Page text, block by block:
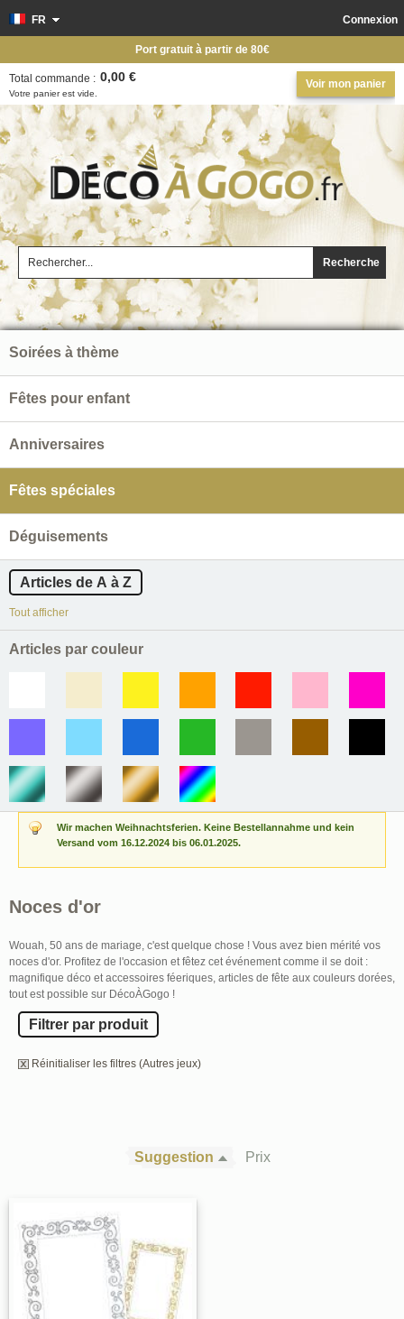
Recherche
Connexion
FR
Voir mon panier
Votre panier est vide.
Total commande : 0,00 €
Port gratuit à partir de 80€
Wir machen Weihnachtsferien. Keine Bestellannahme und kein
Versand vom 16.12.2024 bis 06.01.2025.
Noces d'or
Wouah, 50 ans de mariage, c'est quelque chose ! Vous avez bien mérité vos
noces d'or. Profitez de l'occasion et fêtez cet événement comme il se doit :
magnifique déco et accessoires féeriques, articles de fête aux couleurs dorées,
tout est possible sur DécoÀGogo !
Filtrer par produit
Réinitialiser les filtres (Autres jeux)
Suggestion Prix
Soirées à thème
Fêtes pour enfant
Anniversaires
Fêtes spéciales
Déguisements
Articles de A à Z
Tout afficher
Articles par couleur